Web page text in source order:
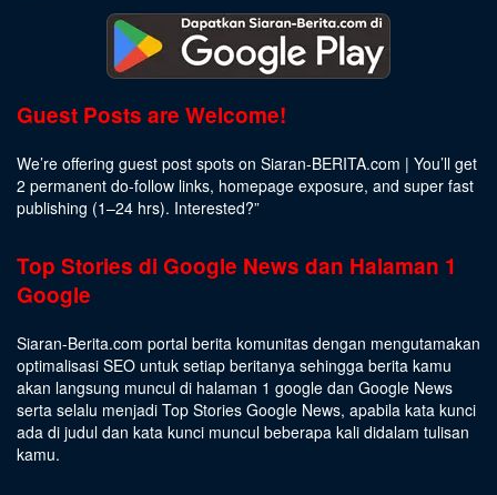
Guest Posts are Welcome!
We’re offering guest post spots on Siaran-BERITA.com | You’ll get
2 permanent do-follow links, homepage exposure, and super fast
publishing (1–24 hrs). Interested?”
Top Stories di Google News dan Halaman 1
Google
Siaran-Berita.com portal berita komunitas dengan mengutamakan
optimalisasi SEO untuk setiap beritanya sehingga berita kamu
akan langsung muncul di halaman 1 google dan Google News
serta selalu menjadi Top Stories Google News, apabila kata kunci
ada di judul dan kata kunci muncul beberapa kali didalam tulisan
kamu.